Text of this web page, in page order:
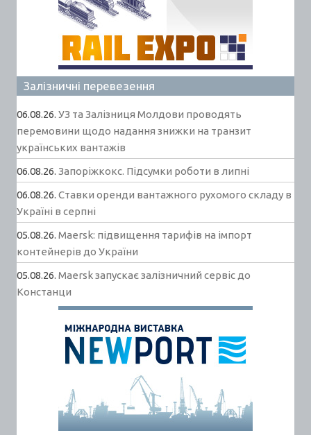
Залізничні перевезення
06.08.26. УЗ та Залізниця Молдови проводять
перемовини щодо надання знижки на транзит
українських вантажів
06.08.26. Запоріжкокс. Підсумки роботи в липні
06.08.26. Ставки оренди вантажного рухомого складу в
Україні в серпні
05.08.26. Maersk: підвищення тарифів на імпорт
контейнерів до України
05.08.26. Maersk запускає залізничний сервіс до
Констанци